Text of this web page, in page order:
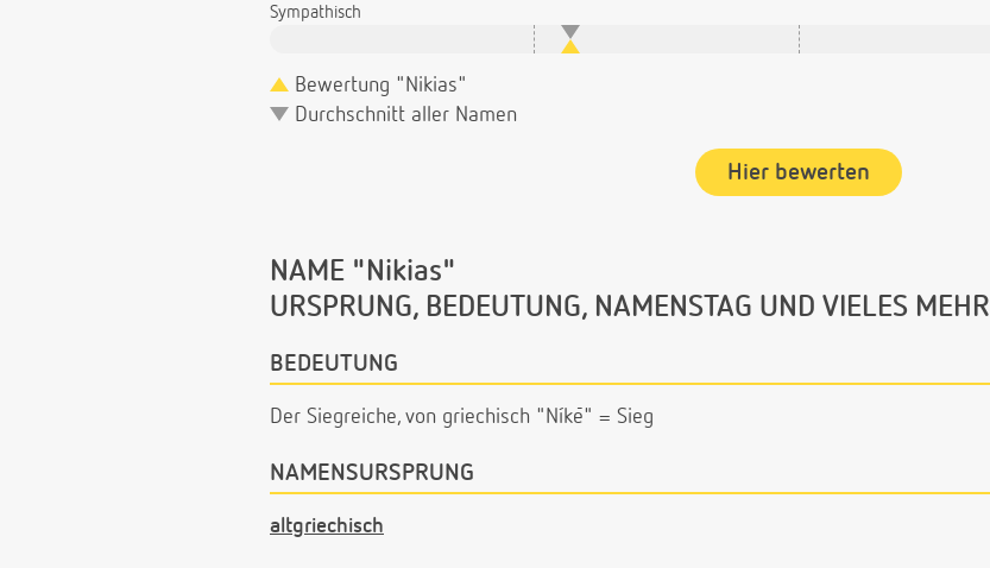
Sympathisch
Bewertung "Nikias"
Durchschnitt aller Namen
Hier bewerten
NAME "Nikias"
URSPRUNG, BEDEUTUNG, NAMENSTAG UND VIELES MEHR
BEDEUTUNG
Der Siegreiche, von griechisch "Níkē" = Sieg
NAMENSURSPRUNG
altgriechisch